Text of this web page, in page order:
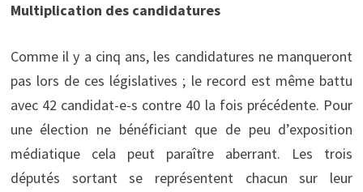
Multiplication des candidatures
Comme il y a cinq ans, les candidatures ne manqueront
pas lors de ces législatives ; le record est même battu
avec 42 candidat-e-s contre 40 la fois précédente. Pour
une élection ne bénéficiant que de peu d’exposition
médiatique cela peut paraître aberrant. Les trois
députés sortant se représentent chacun sur leur